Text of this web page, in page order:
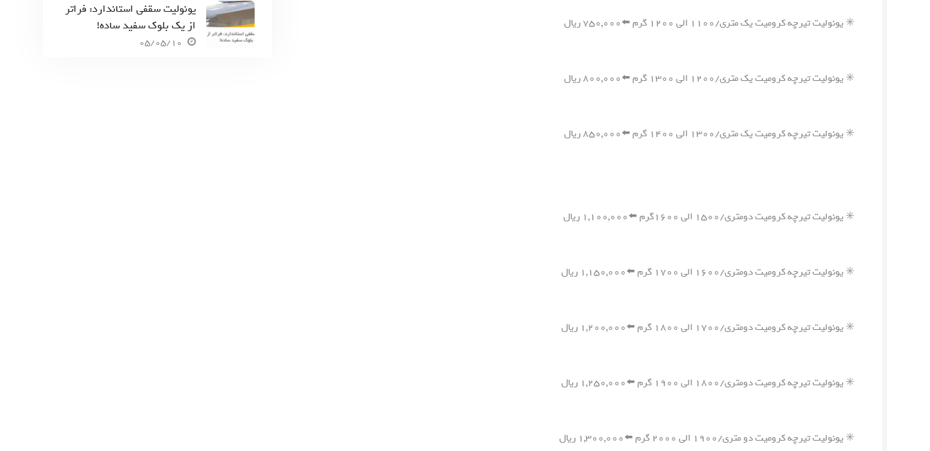
✳️ یونولیت تیرچه کرومیت یک متری/۱۱۰۰ الی ۱۲۰۰ گرم ⬅️۷۵۰,۰۰۰ ریال
✳️ یونولیت تیرچه کرومیت یک متری/۱۲۰۰ الی ۱۳۰۰ گرم ⬅️۸۰۰,۰۰۰ ریال
✳️ یونولیت تیرچه کرومیت یک متری/۱۳۰۰ الی ۱۴۰۰ گرم ⬅️۸۵۰,۰۰۰ ریال
✳️ یونولیت تیرچه کرومیت دومتری/۱۵۰۰ الی ۱۶۰۰گرم ⬅️۱,۱۰۰,۰۰۰ ریال
✳️ یونولیت تیرچه کرومیت دومتری/۱۶۰۰ الی ۱۷۰۰ گرم ⬅️۱,۱۵۰,۰۰۰ ریال
✳️ یونولیت تیرچه کرومیت دومتری/۱۷۰۰ الی ۱۸۰۰ گرم ⬅️۱,۲۰۰,۰۰۰ ریال
✳️ یونولیت تیرچه کرومیت دومتری/۱۸۰۰ الی ۱۹۰۰ گرم ⬅️۱,۲۵۰,۰۰۰ ریال
✳️ یونولیت تیرچه کرومیت دو متری/۱۹۰۰ الی ۲۰۰۰ گرم ⬅️۱,۳۰۰,۰۰۰ ریال
یونولیت سقفی استاندارد: فراتر
از یک بلوک سفید ساده!
05/05/10